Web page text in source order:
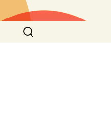
Cerca: